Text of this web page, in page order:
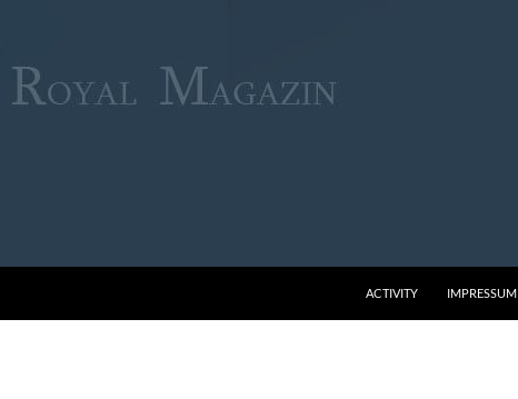
ACTIVITY IMPRESSUM